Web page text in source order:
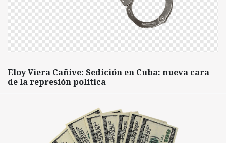
Eloy Viera Cañive: Sedición en Cuba: nueva cara
de la represión política